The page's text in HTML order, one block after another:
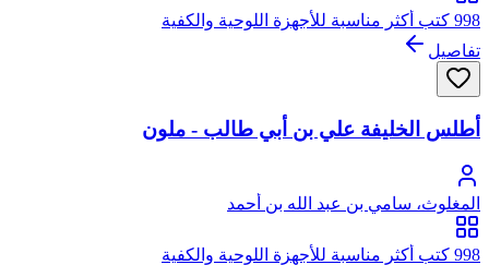
998 كتب أكثر مناسبة للأجهزة اللوحية والكفية
تفاصيل
أطلس الخليفة علي بن أبي طالب - ملون
المغلوث، سامي بن عبد الله بن أحمد
998 كتب أكثر مناسبة للأجهزة اللوحية والكفية